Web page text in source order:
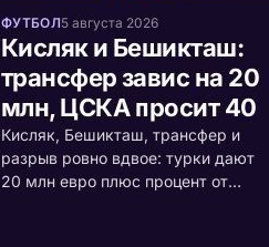
ФУТБОЛ5 августа 2026
Кисляк и Бешикташ:
трансфер завис на 20
млн, ЦСКА просит 40
Кисляк, Бешикташ, трансфер и
разрыв ровно вдвое: турки дают
20 млн евро плюс процент от